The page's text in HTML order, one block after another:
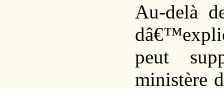
Au-delà
peut
ministère